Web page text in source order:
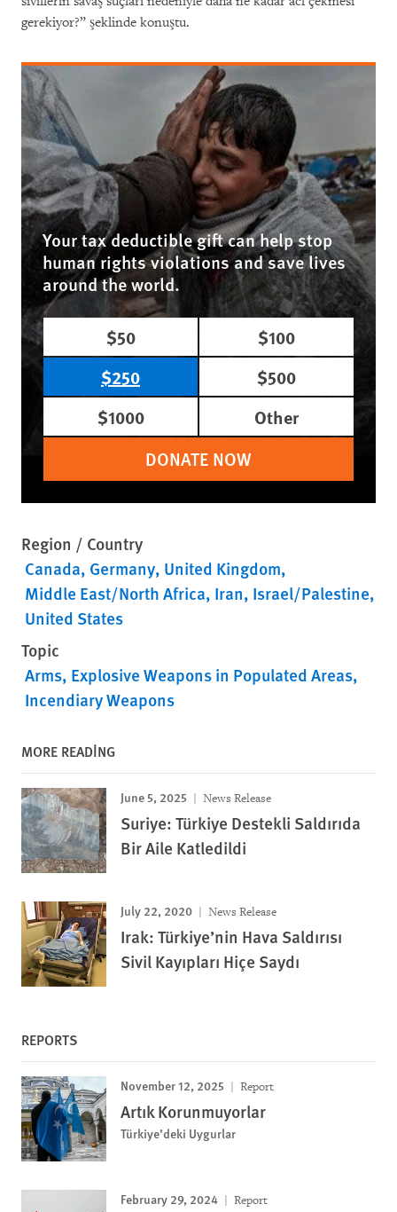
gerekiyor?” şeklinde konuştu.
Your tax deductible gift can help stop
human rights violations and save lives
around the world.
$50
$100
$250
$500
$1000
Other
DONATE NOW
Region / Country
Canada Germany United Kingdom
Middle East/North Africa Iran Israel/Palestine
United States
Topic
Arms Explosive Weapons in Populated Areas
Incendiary Weapons
MORE READING
June 5, 2025 News Release
Suriye: Türkiye Destekli Saldırıda
Bir Aile Katledildi
July 22, 2020 News Release
Irak: Türkiye’nin Hava Saldırısı
Sivil Kayıpları Hiçe Saydı
REPORTS
November 12, 2025 Report
Artık Korunmuyorlar
Türkiye’deki Uygurlar
February 29, 2024 Report